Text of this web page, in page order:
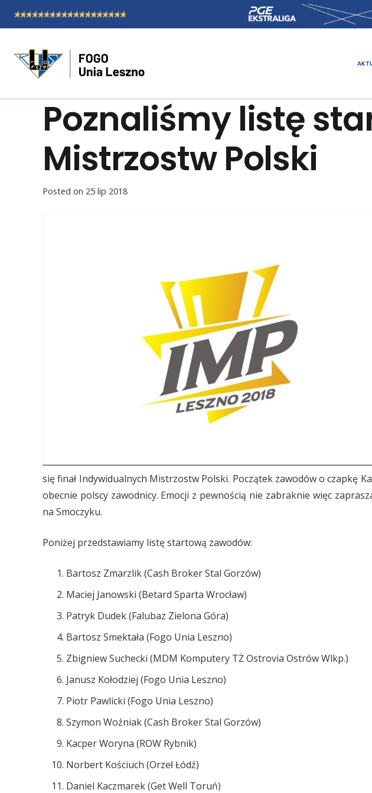
Poznaliśmy listę
Mistrzostw Polski
Posted on 25 lip 2018
się finał Indywidualnych Mistrzostw Polski. Początek zawodów o czapkę
obecnie polscy zawodnicy. Emocji z pewnością nie zabraknie więc
na Smoczyku.
Poniżej przedstawiamy listę startową zawodów:
Bartosz Zmarzlik (Cash Broker Stal Gorzów)
Maciej Janowski (Betard Sparta Wrocław)
Patryk Dudek (Falubaz Zielona Góra)
Bartosz Smektała (Fogo Unia Leszno)
Zbigniew Suchecki (MDM Komputery TŻ Ostrovia Ostrów Wlkp.)
Janusz Kołodziej (Fogo Unia Leszno)
Piotr Pawlicki (Fogo Unia Leszno)
Szymon Woźniak (Cash Broker Stal Gorzów)
Kacper Woryna (ROW Rybnik)
Norbert Kościuch (Orzeł Łódź)
Daniel Kaczmarek (Get Well Toruń)